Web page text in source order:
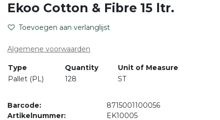
Ekoo Cotton & Fibre 15 ltr.
Toevoegen aan verlanglijst
Algemene voorwaarden
Type Quantity
Unit of Measure
Pallet (PL)
128 ST
Barcode:
8715001100056
Artikelnummer:
EK10005